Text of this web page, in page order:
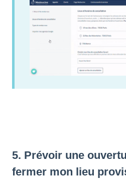
5. Prévoir une
fermer mon lieu